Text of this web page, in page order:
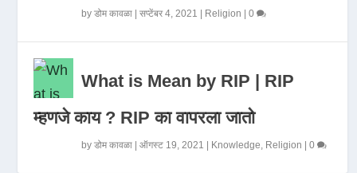
byडोम कावळा |सप्टेंबर 4, 2021 Religion |0
What is Mean by RIP | RIP
म्हणजे काय ? RIP का वापरला जातो
byडोम कावळा |ऑगस्ट 19, 2021 Knowledge, Religion |0